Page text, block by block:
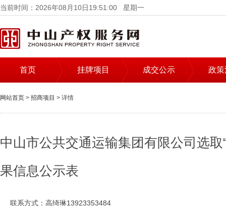
当前时间：2026年08月10日19:51:00 星期一
首页 挂牌项目 成交公示 政
网站首页 > 招商项目 > 详情
中山市公共交通运输集团有限公司选
果信息公示表
联系方式： 高绮琳13923353484